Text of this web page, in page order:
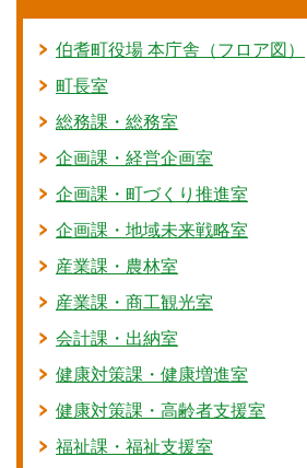
伯耆町役場 本庁舎（フロア図）
町長室
総務課・総務室
企画課・経営企画室
企画課・町づくり推進室
企画課・地域未来戦略室
産業課・農林室
産業課・商工観光室
会計課・出納室
健康対策課・健康増進室
健康対策課・高齢者支援室
福祉課・福祉支援室